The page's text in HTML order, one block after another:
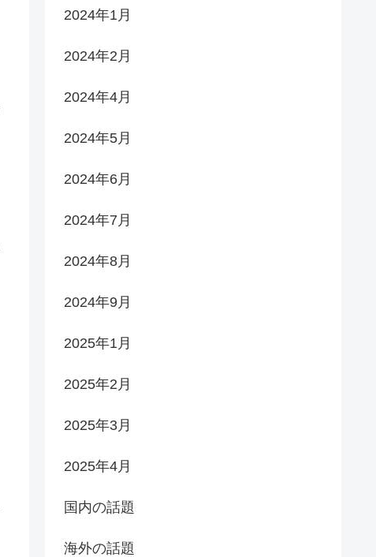
2024年1月
2024年2月
2024年4月
2024年5月
2024年6月
2024年7月
2024年8月
2024年9月
2025年1月
2025年2月
2025年3月
2025年4月
国内の話題
海外の話題